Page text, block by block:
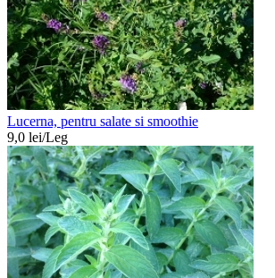
Lucerna, pentru salate si smoothie
9,0 lei/Leg